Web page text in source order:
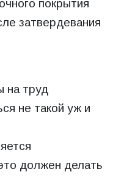
покрытия
затвердевания
на труд
не такой уж и
должен делать